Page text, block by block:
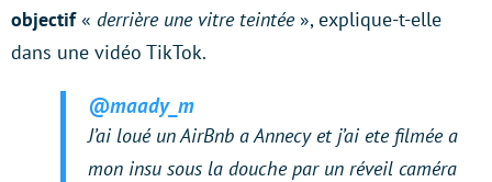
objectif« derrière une vitre teintée», explique-t-elle
dans une vidéo TikTok.
@maady_m
J’ai loué un AirBnb a Annecy et j’ai ete filmée a
mon insu sous la douche par un réveil caméra